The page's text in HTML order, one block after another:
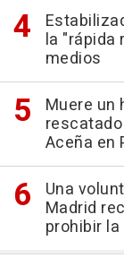
la "rápida
medios
Muere un
Aceña en
Una
Madrid
prohibir